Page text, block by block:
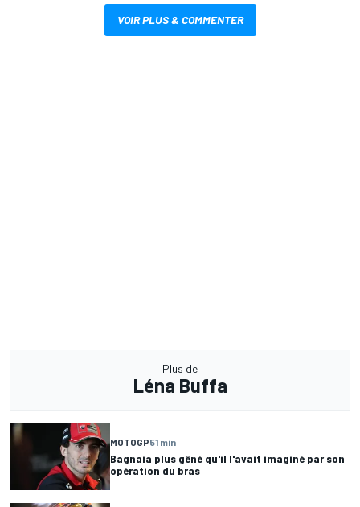
VOIR PLUS & COMMENTER
Plus de
Léna Buffa
MOTOGP51 min
Bagnaia plus gêné qu'il l'avait imaginé par son
opération du bras